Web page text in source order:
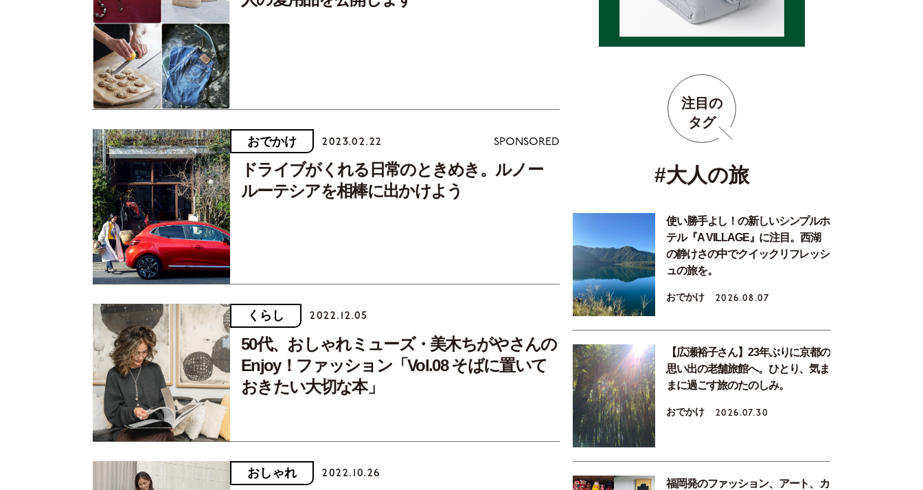
おでかけ 2023.02.22 SPONSORED
ドライブがくれる日常のときめき。ルノー
ルーテシアを相棒に出かけよう
くらし 2022.12.05
50代、おしゃれミューズ・美木ちがやさんの
Enjoy！ファッション「Vol.08 そばに置いて
おきたい大切な本」
おしゃれ 2022.10.26
注目の
タグ
#大人の旅
使い勝手よし！の新しいシンプルホ
テル『A VILLAGE』に注目。西湖
の静けさの中でクイックリフレッシ
ュの旅を。
おでかけ 2026.08.07
【広瀬裕子さん】23年ぶりに京都の
思い出の老舗旅館へ。ひとり、気ま
まに過ごす旅のたのしみ。
おでかけ 2026.07.30
福岡発のファッション、アート、カ